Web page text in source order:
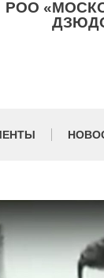
РОО